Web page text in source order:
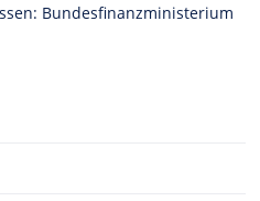
Bundesfinanzministerium